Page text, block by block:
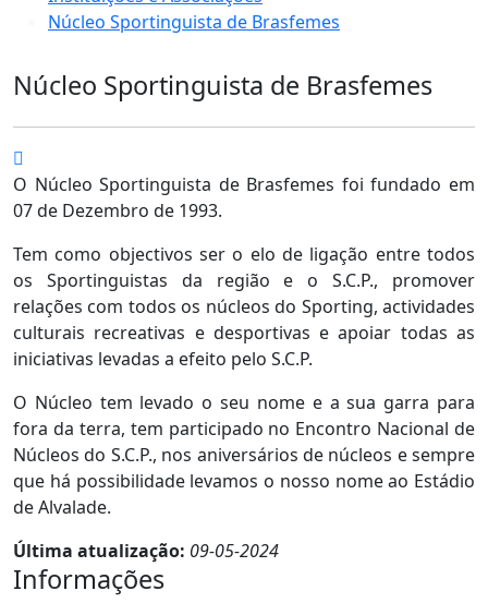
Núcleo Sportinguista de Brasfemes
Núcleo Sportinguista de Brasfemes
O Núcleo Sportinguista de Brasfemes foi fundado em
07 de Dezembro de 1993.
Tem como objectivos ser o elo de ligação entre todos
os Sportinguistas da região e o S.C.P., promover
relações com todos os núcleos do Sporting, actividades
culturais recreativas e desportivas e apoiar todas as
iniciativas levadas a efeito pelo S.C.P.
O Núcleo tem levado o seu nome e a sua garra para
fora da terra, tem participado no Encontro Nacional de
Núcleos do S.C.P., nos aniversários de núcleos e sempre
que há possibilidade levamos o nosso nome ao Estádio
de Alvalade.
Última atualização: 09-05-2024
Informações